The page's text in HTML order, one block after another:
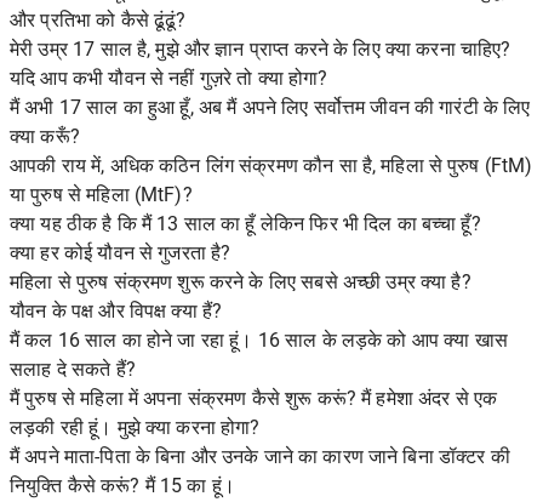
और प्रतिभा को कैसे ढूंढूं?
मेरी उम्र 17 साल है, मुझे और ज्ञान प्राप्त करने के लिए क्या करना चाहिए?
यदि आप कभी यौवन से नहीं गुज़रे तो क्या होगा?
मैं अभी 17 साल का हुआ हूँ, अब मैं अपने लिए सर्वोत्तम जीवन की गारंटी के लिए
क्या करूँ?
आपकी राय में, अधिक कठिन लिंग संक्रमण कौन सा है, महिला से पुरुष (FtM)
या पुरुष से महिला (MtF)?
क्या यह ठीक है कि मैं 13 साल का हूँ लेकिन फिर भी दिल का बच्चा हूँ?
क्या हर कोई यौवन से गुजरता है?
महिला से पुरुष संक्रमण शुरू करने के लिए सबसे अच्छी उम्र क्या है?
यौवन के पक्ष और विपक्ष क्या हैं?
मैं कल 16 साल का होने जा रहा हूं। 16 साल के लड़के को आप क्या खास
सलाह दे सकते हैं?
मैं पुरुष से महिला में अपना संक्रमण कैसे शुरू करूं? मैं हमेशा अंदर से एक
लड़की रही हूं। मुझे क्या करना होगा?
मैं अपने माता-पिता के बिना और उनके जाने का कारण जाने बिना डॉक्टर की
नियुक्ति कैसे करूं? मैं 15 का हूं।